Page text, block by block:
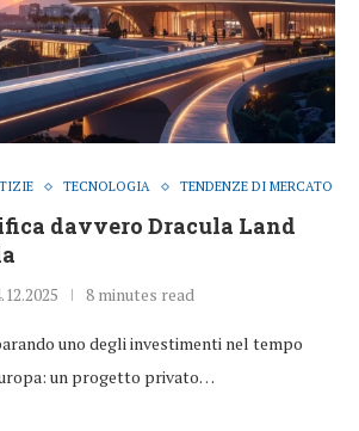
TECNOLOGIA TENDENZE DI MERCATO
davvero Dracula Land
8 minutes read
uno degli investimenti nel tempo
un progetto privato…